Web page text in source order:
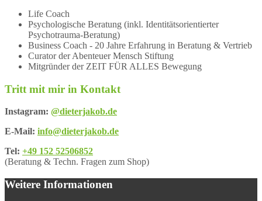
Life Coach
Psychologische Beratung (inkl. Identitätsorientierter
Psychotrauma-Beratung)
Business Coach - 20 Jahre Erfahrung in Beratung & Vertrieb
Curator der Abenteuer Mensch Stiftung
Mitgründer der ZEIT FÜR ALLES Bewegung
Tritt mit mir in Kontakt
Instagram: @dieterjakob.de
E-Mail: info@dieterjakob.de
Tel: +49 152 52506852
(Beratung & Techn. Fragen zum Shop)
Weitere Informationen